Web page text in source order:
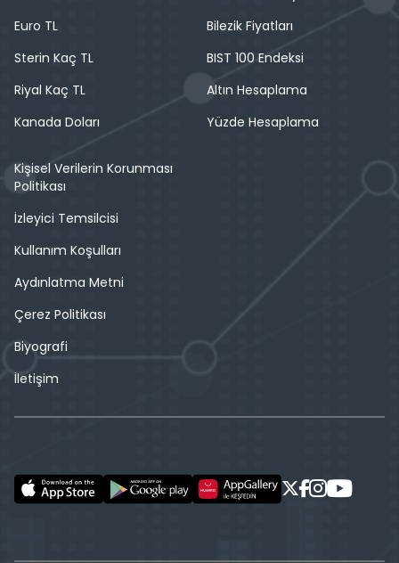
Euro TL
Sterin Kaç TL
Riyal Kaç TL
Kanada Doları
Bilezik Fiyatları
BIST 100 Endeksi
Altın Hesaplama
Yüzde Hesaplama
Kişisel Verilerin Korunması
Politikası
İzleyici Temsilcisi
Kullanım Koşulları
Aydınlatma Metni
Çerez Politikası
Biyografi
İletişim